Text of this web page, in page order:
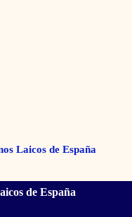
Laicos de España
de España